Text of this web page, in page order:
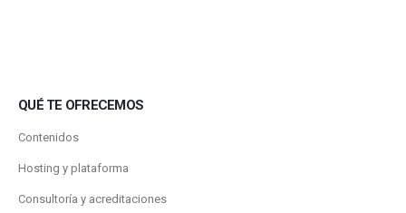
QUÉ TE OFRECEMOS
Contenidos
Hosting y plataforma
Consultoría y acreditaciones